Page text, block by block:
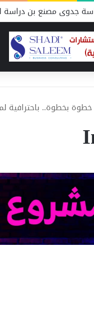
جدوى مصنع بن دراسة
بخطوة.. باحترافية